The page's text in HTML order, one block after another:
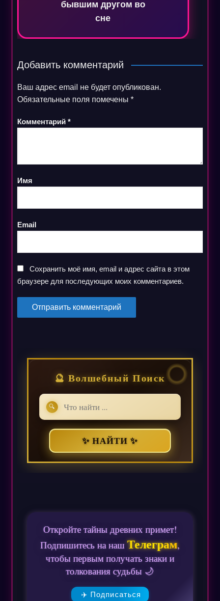
бывшим другом во
сне
Добавить комментарий
Ваш адрес email не будет опубликован.
Обязательные поля помечены *
Комментарий *
Имя
Email
Сохранить моё имя, email и адрес сайта в этом
браузере для последующих моих комментариев.
🔮 Волшебный Поиск
🔍
✨ НАЙТИ ✨
Откройте тайны древних примет!
Подпишитесь на нашТелеграм,
чтобы первым получать знаки и
толкования судьбы 🌙
✈️ Подписаться